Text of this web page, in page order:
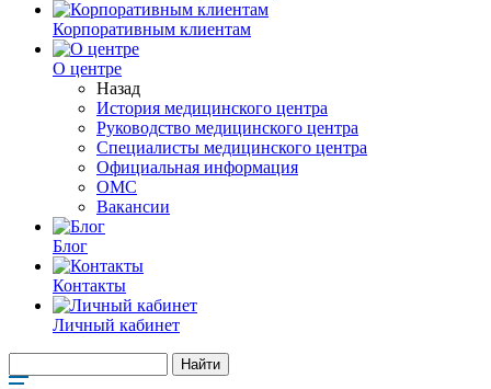
Корпоративным клиентам
О центре
Назад
История медицинского центра
Руководство медицинского центра
Специалисты медицинского центра
Официальная информация
ОМС
Вакансии
Блог
Контакты
Личный кабинет